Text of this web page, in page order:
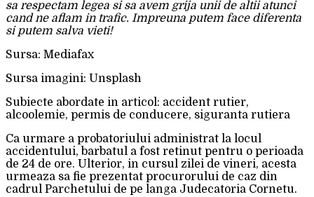
sa respectam legea si sa avem grija unii de altii atunci
cand ne aflam in trafic. Impreuna putem face diferenta
si putem salva vieti!
Sursa: Mediafax
Sursa imagini: Unsplash
Subiecte abordate in articol: accident rutier,
alcoolemie, permis de conducere, siguranta rutiera
Ca urmare a probatoriului administrat la locul
accidentului, barbatul a fost retinut pentru o perioada
de 24 de ore. Ulterior, in cursul zilei de vineri, acesta
urmeaza sa fie prezentat procurorului de caz din
cadrul Parchetului de pe langa Judecatoria Cornetu.